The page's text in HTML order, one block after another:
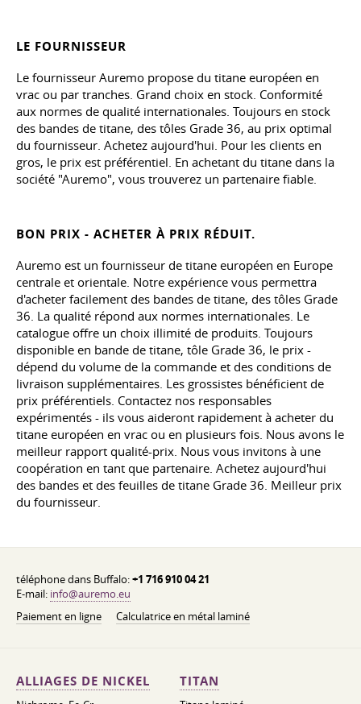
LE FOURNISSEUR
Le fournisseur Auremo propose du titane européen en
vrac ou par tranches. Grand choix en stock. Conformité
aux normes de qualité internationales. Toujours en stock
des bandes de titane, des tôles Grade 36, au prix optimal
du fournisseur. Achetez aujourd'hui. Pour les clients en
gros, le prix est préférentiel. En achetant du titane dans la
société "Auremo", vous trouverez un partenaire fiable.
BON PRIX - ACHETER À PRIX RÉDUIT.
Auremo est un fournisseur de titane européen en Europe
centrale et orientale. Notre expérience vous permettra
d'acheter facilement des bandes de titane, des tôles Grade
36. La qualité répond aux normes internationales. Le
catalogue offre un choix illimité de produits. Toujours
disponible en bande de titane, tôle Grade 36, le prix -
dépend du volume de la commande et des conditions de
livraison supplémentaires. Les grossistes bénéficient de
prix préférentiels. Contactez nos responsables
expérimentés - ils vous aideront rapidement à acheter du
titane européen en vrac ou en plusieurs fois. Nous avons le
meilleur rapport qualité-prix. Nous vous invitons à une
coopération en tant que partenaire. Achetez aujourd'hui
des bandes et des feuilles de titane Grade 36. Meilleur prix
du fournisseur.
téléphone dans Buffalo:+1 716 910 04 21
E-mail: info@auremo.eu
Paiement en ligne
Calculatrice en métal laminé
ALLIAGES DE NICKEL TITAN